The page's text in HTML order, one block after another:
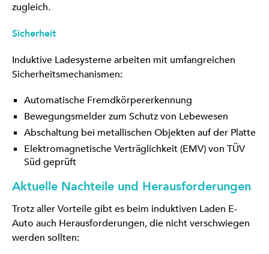
zugleich.
Sicherheit
Induktive Ladesysteme arbeiten mit umfangreichen
Sicherheitsmechanismen:
Automatische Fremdkörpererkennung
Bewegungsmelder zum Schutz von Lebewesen
Abschaltung bei metallischen Objekten auf der Platte
Elektromagnetische Verträglichkeit (EMV) von TÜV
Süd geprüft
Aktuelle Nachteile und Herausforderungen
Trotz aller Vorteile gibt es beim induktiven Laden E-
Auto auch Herausforderungen, die nicht verschwiegen
werden sollten: